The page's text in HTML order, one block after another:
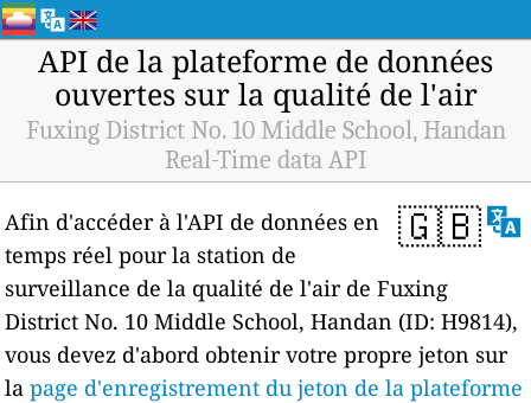
API de la plateforme de données
ouvertes sur la qualité de l'air
Fuxing District No. 10 Middle School, Handan
Real-Time data API
🇬🇧
Afin d'accéder à l'API de données en
temps réel pour la station de
surveillance de la qualité de l'air de Fuxing
District No. 10 Middle School, Handan (ID: H9814),
vous devez d'abord obtenir votre propre jeton sur
lapage d'enregistrement du jeton de la plateforme